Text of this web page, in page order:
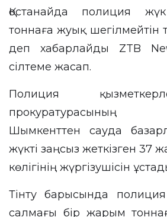
Қостанайда полиция
тоннаға жуық шегілмейтін
деп хабарлайды ZTB
сілтеме жасап.
Полиция
прокуратурасының
Шымкенттен сауда
жүкті заңсыз жеткізген 37
көлігінің жүргізушісін
Тінту барысында полиция
салмағы бір жарым